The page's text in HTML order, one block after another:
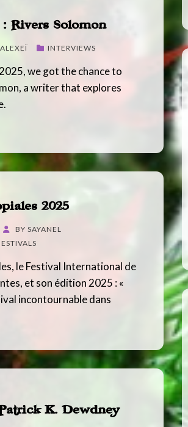
Rivers Solomon
ALEXEÏ INTERVIEWS
we got the chance to
a writer that explores
2025
BY SAYANEL
le Festival International de
et son édition 2025 : «
incontournable dans
K. Dewdney